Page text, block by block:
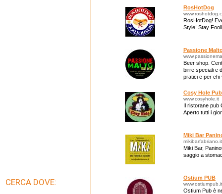
RosHotDog
RosHotDog!
Style! Stay
Passione
Beer shop.
birre speciali e
pratici e per chi
Cosy Hole Pub
www.cosyhole.it
Il ristorane pub
Aperto tutti i
Miki Bar
Miki Bar,
saggio a
Ostium PUB
www.ostiumpub.it
Ostium Pub è
CERCA DOVE: